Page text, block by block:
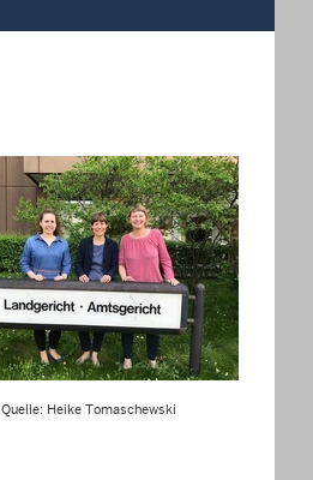
Quelle: Heike Tomaschewski